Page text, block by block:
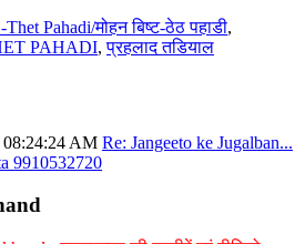
Pahadi/मोहन बिष्ट-ठेठ पहाडी,
PAHADI,प्रहलाद तडियाल
AM Re: Jangeeto ke Jugalban...
9910532720